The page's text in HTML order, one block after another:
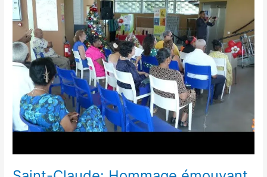
Hommage
émouvant
Mme
Bernadette
Cassin
Pierrot